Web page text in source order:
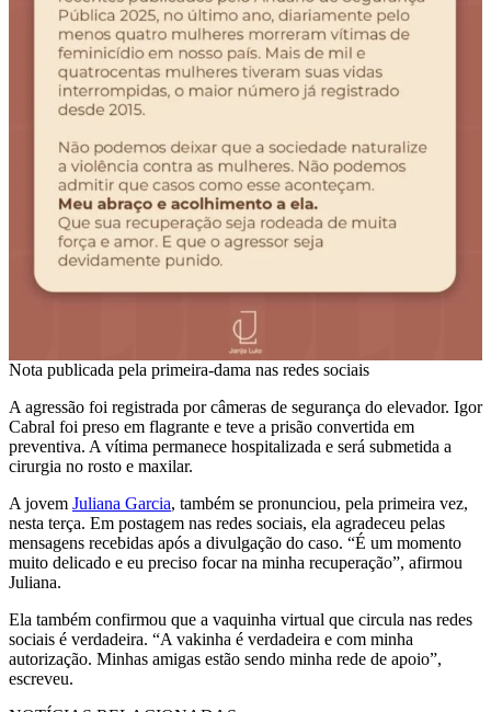
Nota publicada pela primeira-dama nas redes sociais
A agressão foi registrada por câmeras de segurança do elevador. Igor
Cabral foi preso em flagrante e teve a prisão convertida em
preventiva. A vítima permanece hospitalizada e será submetida a
cirurgia no rosto e maxilar.
A jovem Juliana Garcia, também se pronunciou, pela primeira vez,
nesta terça. Em postagem nas redes sociais, ela agradeceu pelas
mensagens recebidas após a divulgação do caso. “É um momento
muito delicado e eu preciso focar na minha recuperação”, afirmou
Juliana.
Ela também confirmou que a vaquinha virtual que circula nas redes
sociais é verdadeira. “A vakinha é verdadeira e com minha
autorização. Minhas amigas estão sendo minha rede de apoio”,
escreveu.